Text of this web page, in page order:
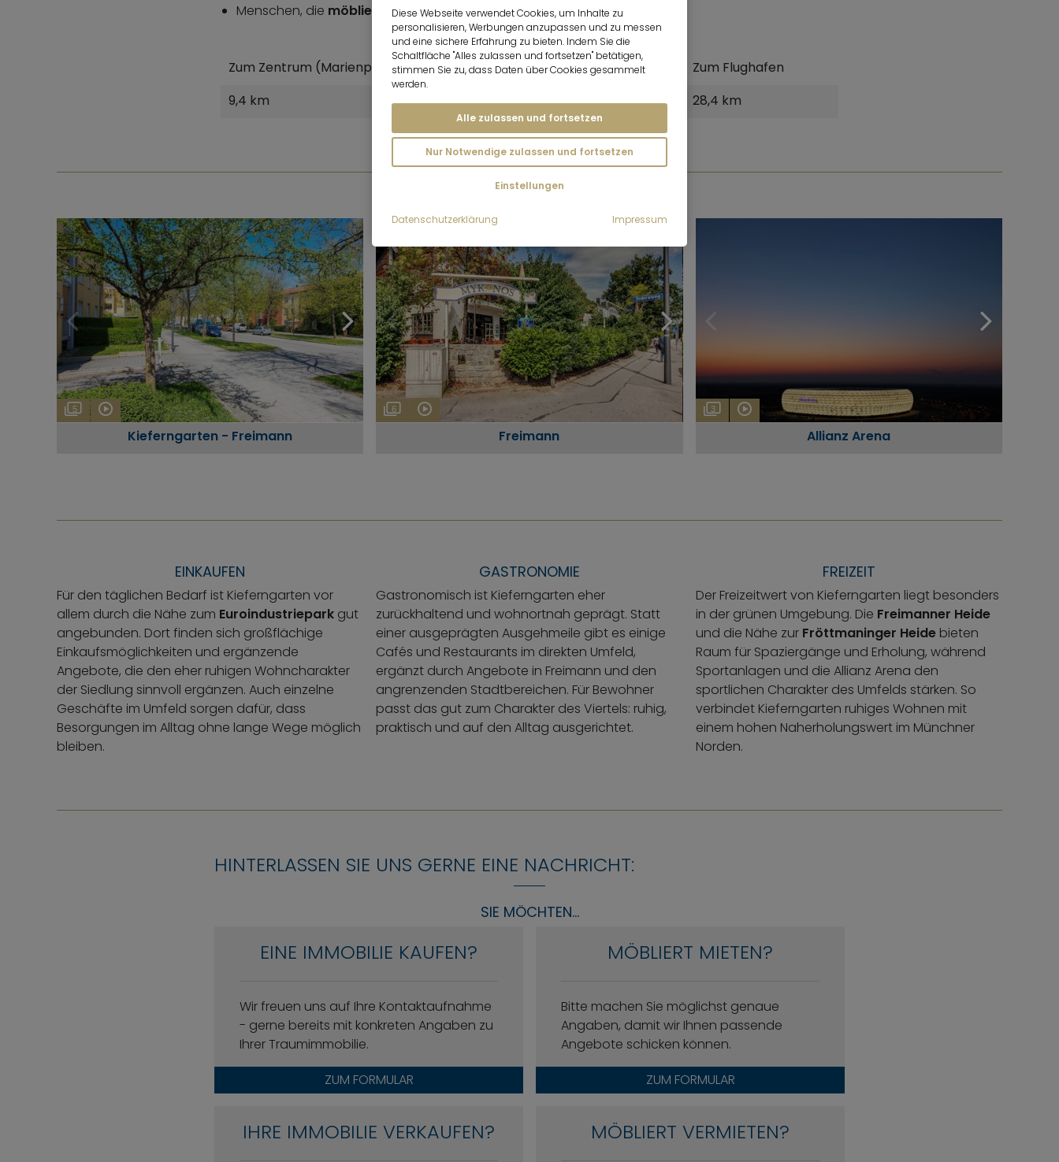
Menschen, die möbliert auf Zeitin einer verlässlichen Nordlage suchen
Zum Zentrum (Marienplatz) Zum Hauptbahnhof
Zum Flughafen
9,4 km
10,0 km 28,4 km
FOTOGALERIEN
5
Kieferngarten - Freimann
6
Freimann
3
Allianz Arena
EINKAUFEN
Für den täglichen Bedarf ist Kieferngarten vor
allem durch die Nähe zum Euroindustriepark gut
angebunden. Dort finden sich großflächige
Einkaufsmöglichkeiten und ergänzende
Angebote, die den eher ruhigen Wohncharakter
der Siedlung sinnvoll ergänzen. Auch einzelne
Geschäfte im Umfeld sorgen dafür, dass
Besorgungen im Alltag ohne lange Wege möglich
bleiben.
GASTRONOMIE
Gastronomisch ist Kieferngarten eher
zurückhaltend und wohnortnah geprägt. Statt
einer ausgeprägten Ausgehmeile gibt es einige
Cafés und Restaurants im direkten Umfeld,
ergänzt durch Angebote in Freimann und den
angrenzenden Stadtbereichen. Für Bewohner
passt das gut zum Charakter des Viertels: ruhig,
praktisch und auf den Alltag ausgerichtet.
FREIZEIT
Der Freizeitwert von Kieferngarten liegt besonders
in der grünen Umgebung. Die Freimanner Heide
und die Nähe zur Fröttmaninger Heidebieten
Raum für Spaziergänge und Erholung, während
Sportanlagen und die Allianz Arena den
sportlichen Charakter des Umfelds stärken. So
verbindet Kieferngarten ruhiges Wohnen mit
einem hohen Naherholungswert im Münchner
Norden.
HINTERLASSEN SIE UNS GERNE EINE NACHRICHT:
SIE MÖCHTEN...
EINE IMMOBILIE KAUFEN?
Wir freuen uns auf Ihre Kontaktaufnahme
- gerne bereits mit konkreten Angaben zu
Ihrer Traumimmobilie.
ZUM FORMULAR
MÖBLIERT MIETEN?
Bitte machen Sie möglichst genaue
Angaben, damit wir Ihnen passende
Angebote schicken können.
ZUM FORMULAR
IHRE IMMOBILIE VERKAUFEN? MÖBLIERT VERMIETEN?
Diese Webseite verwendet Cookies, um Inhalte zu
personalisieren, Werbungen anzupassen und zu messen
und eine sichere Erfahrung zu bieten. Indem Sie die
Schaltfläche "Alles zulassen und fortsetzen" betätigen,
stimmen Sie zu, dass Daten über Cookies gesammelt
werden.
Alle zulassen und fortsetzen
Nur Notwendige zulassen und fortsetzen
Einstellungen
Datenschutzerklärung Impressum